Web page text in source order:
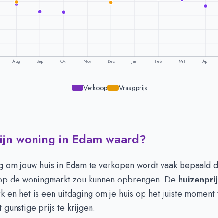
Aug Sep Okt Nov Dec Jan Feb Mrt Apr
Verkoop Vraagprijs
per maand -Edam
Verkoopprijs
€ 558.420
€ 562.041
€ 533.750
€ 532.186
€ 586.019
woning in Edam waard?
om jouw huis in Edam te verkopen wordt vaak bepaald
de woningmarkt zou kunnen opbrengen. De
en het is een uitdaging om je huis op het juiste
gunstige prijs te krijgen.